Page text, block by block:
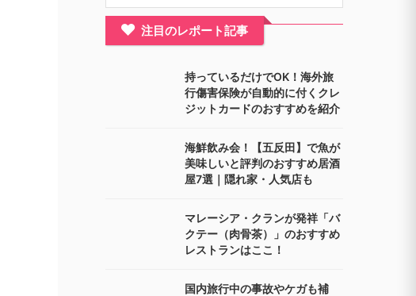
注目のレポート記事
持っているだけでOK！海外旅
行傷害保険が自動的に付くクレ
ジットカードのおすすめを紹介
海鮮飲み会！【五反田】で魚が
美味しいと評判のおすすめ居酒
屋7選｜隠れ家・人気店も
マレーシア・クランが発祥「バ
クテー（肉骨茶）」のおすすめ
レストランはここ！
国内旅行中の事故やケガも補